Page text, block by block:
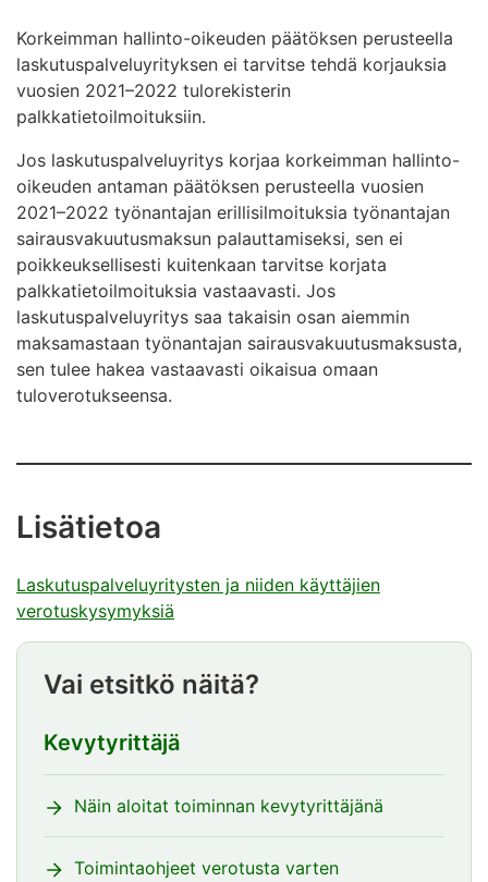
Korkeimman hallinto-oikeuden päätöksen perusteella
laskutuspalveluyrityksen ei tarvitse tehdä korjauksia
vuosien 2021–2022 tulorekisterin
palkkatietoilmoituksiin.
Jos laskutuspalveluyritys korjaa korkeimman hallinto-
oikeuden antaman päätöksen perusteella vuosien
2021–2022 työnantajan erillisilmoituksia työnantajan
sairausvakuutusmaksun palauttamiseksi, sen ei
poikkeuksellisesti kuitenkaan tarvitse korjata
palkkatietoilmoituksia vastaavasti. Jos
laskutuspalveluyritys saa takaisin osan aiemmin
maksamastaan työnantajan sairausvakuutusmaksusta,
sen tulee hakea vastaavasti oikaisua omaan
tuloverotukseensa.
Lisätietoa
Laskutuspalveluyritysten ja niiden käyttäjien
verotuskysymyksiä
Vai etsitkö näitä?
Kevytyrittäjä
Näin aloitat toiminnan kevytyrittäjänä
Toimintaohjeet verotusta varten